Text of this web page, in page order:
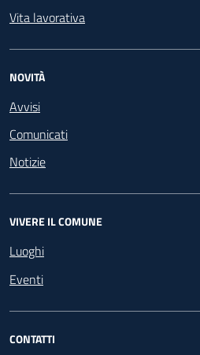
Vita lavorativa
NOVITÀ
Avvisi
Comunicati
Notizie
VIVERE IL COMUNE
Luoghi
Eventi
CONTATTI